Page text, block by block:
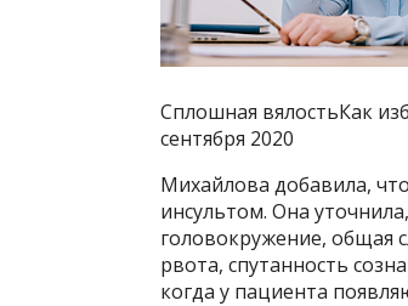
Сплошная вялостьКак
сентября 2020
Михайлова добавила,
инсультом. Она
головокружение, общая
рвота, спутанность
когда у пациента